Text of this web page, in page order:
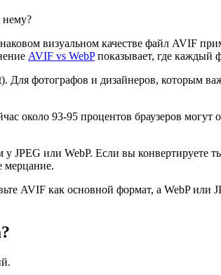
нему?
визуальном качестве файл AVIF
AVIF vs WebPпоказывает, где каждый
фотографов и дизайнеров, которым
около 93-95 процентов браузеров
или WebP. Если вы конвертируете
мерцание.
AVIF как основной формат, а WebP или